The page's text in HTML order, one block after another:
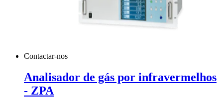
Contactar-nos
Analisador de gás por infravermelhos
- ZPA